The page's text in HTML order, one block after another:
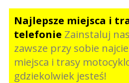
Najlepsze miejsca i
telefonie Zainstaluj
zawsze przy sobie
miejsca i trasy
gdziekolwiek jesteś!